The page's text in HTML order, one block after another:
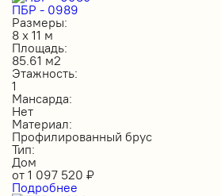
ПБР - 0989
Размеры:
8 х 11 м
Площадь:
85.61 м2
Этажность:
1
Мансарда:
Нет
Материал:
Профилированный брус
Тип:
Дом
от 1 097 520 ₽
Подробнее